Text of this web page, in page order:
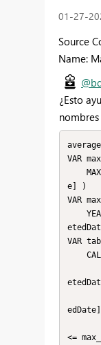
‎01-27-
Source
Name:
¿Esto
VAR
e] )
VAR
VAR
<=